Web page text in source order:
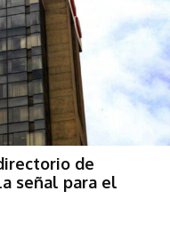
de
señal para el